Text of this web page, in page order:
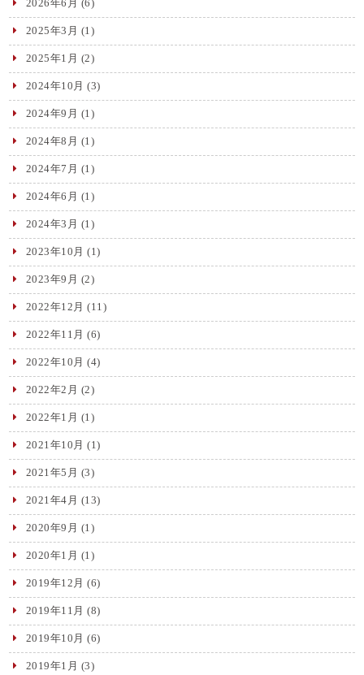
2026年6月 (6)
2025年3月 (1)
2025年1月 (2)
2024年10月 (3)
2024年9月 (1)
2024年8月 (1)
2024年7月 (1)
2024年6月 (1)
2024年3月 (1)
2023年10月 (1)
2023年9月 (2)
2022年12月 (11)
2022年11月 (6)
2022年10月 (4)
2022年2月 (2)
2022年1月 (1)
2021年10月 (1)
2021年5月 (3)
2021年4月 (13)
2020年9月 (1)
2020年1月 (1)
2019年12月 (6)
2019年11月 (8)
2019年10月 (6)
2019年1月 (3)